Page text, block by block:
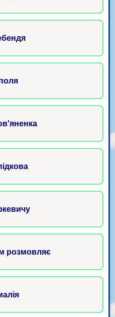
розмовляє